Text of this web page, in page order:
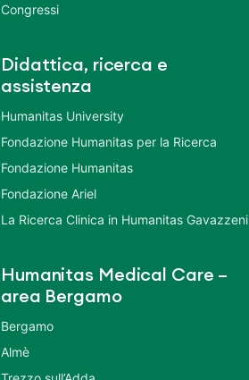
Congressi
Didattica, ricerca e
assistenza
Humanitas University
Fondazione Humanitas per la Ricerca
Fondazione Humanitas
Fondazione Ariel
La Ricerca Clinica in Humanitas Gavazzeni
Humanitas Medical Care –
area Bergamo
Bergamo
Almè